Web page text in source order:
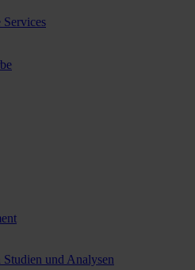
Services
Studien und Analysen